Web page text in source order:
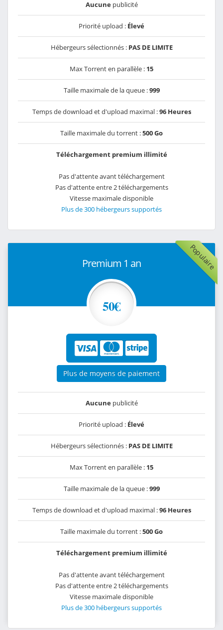
Aucunepublicité
Priorité upload : Élevé
Hébergeurs sélectionnés : PAS DE LIMITE
Max Torrent en parallèle : 15
Taille maximale de la queue :999
Temps de download et d'upload maximal :96 Heures
Taille maximale du torrent :500 Go
Téléchargement premium illimité
Pas d'attente avant téléchargement
Pas d'attente entre 2 téléchargements
Vitesse maximale disponible
Plus de 300 hébergeurs supportés
Populaire
Premium 1 an
50€
Plus de moyens de paiement
Aucunepublicité
Priorité upload : Élevé
Hébergeurs sélectionnés : PAS DE LIMITE
Max Torrent en parallèle : 15
Taille maximale de la queue :999
Temps de download et d'upload maximal :96 Heures
Taille maximale du torrent :500 Go
Téléchargement premium illimité
Pas d'attente avant téléchargement
Pas d'attente entre 2 téléchargements
Vitesse maximale disponible
Plus de 300 hébergeurs supportés